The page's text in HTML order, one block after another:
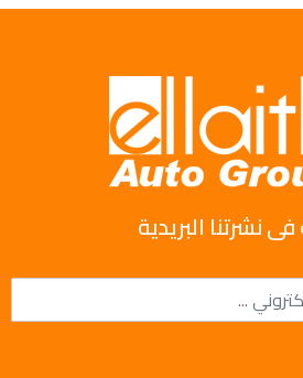
نشرتنا البريدية